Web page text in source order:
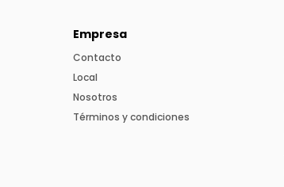
Empresa
Contacto
Local
Nosotros
Términos y condiciones